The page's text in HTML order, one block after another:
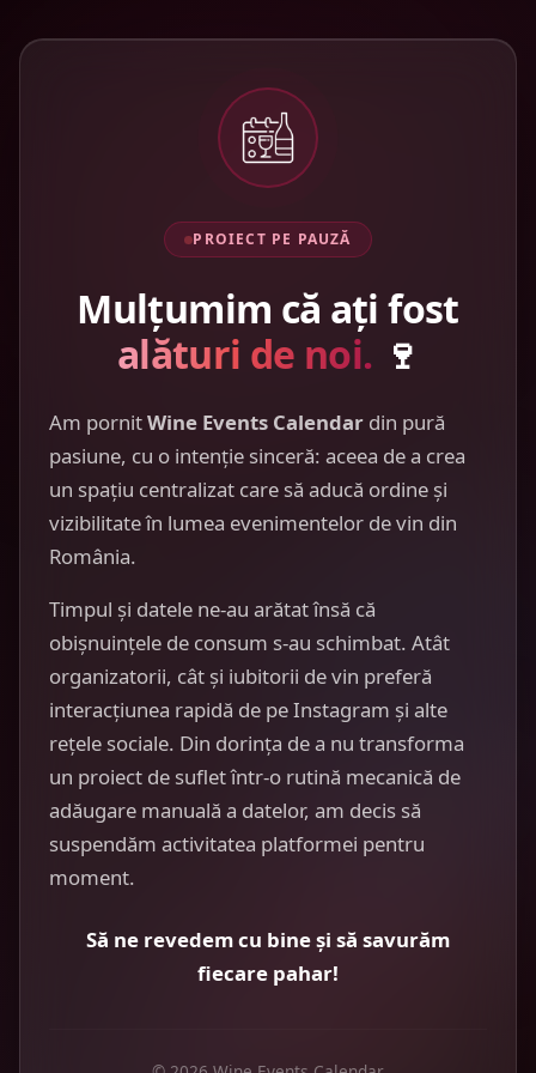
PROIECT PE PAUZĂ
Mulțumim că ați fost
alături de noi. 🍷
Am pornitWine Events Calendar din pură
pasiune, cu o intenție sinceră: aceea de a crea
un spațiu centralizat care să aducă ordine și
vizibilitate în lumea evenimentelor de vin din
România.
Timpul și datele ne-au arătat însă că
obișnuințele de consum s-au schimbat. Atât
organizatorii, cât și iubitorii de vin preferă
interacțiunea rapidă de pe Instagram și alte
rețele sociale. Din dorința de a nu transforma
un proiect de suflet într-o rutină mecanică de
adăugare manuală a datelor, am decis să
suspendăm activitatea platformei pentru
moment.
Să ne revedem cu bine și să savurăm
fiecare pahar!